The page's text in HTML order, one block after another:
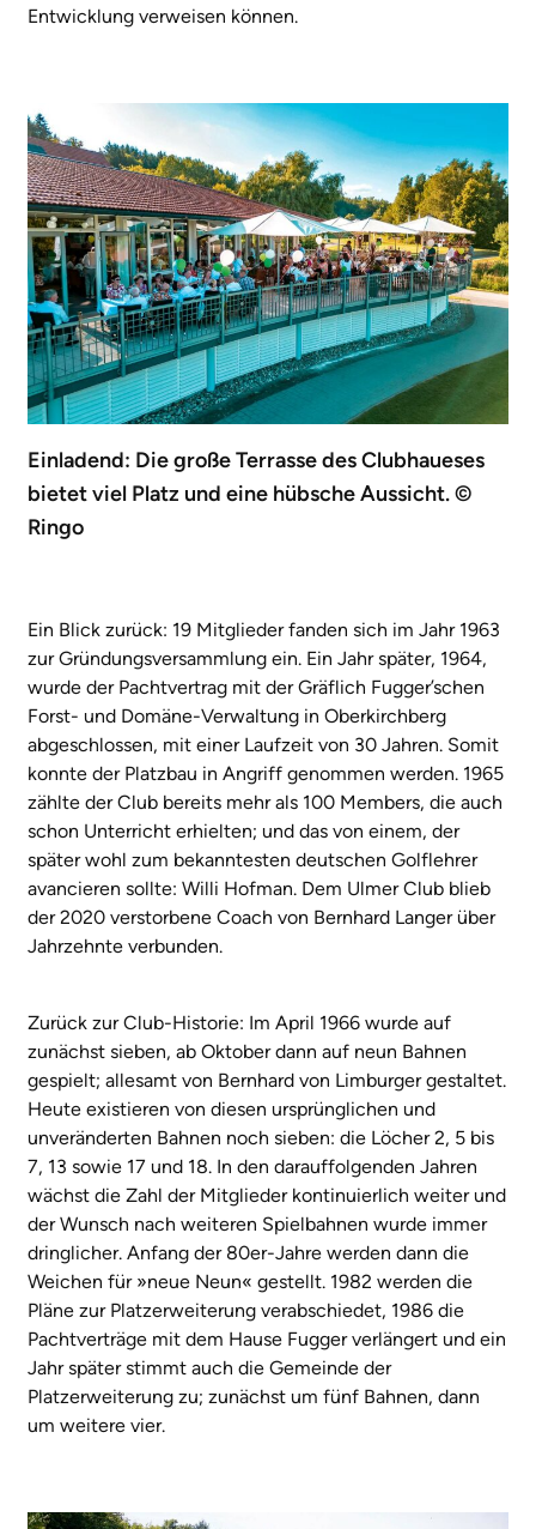
Entwicklung verweisen können.
Einladend: Die große Terrasse des Clubhaueses
bietet viel Platz und eine hübsche Aussicht. ©
Ringo
Ein Blick zurück: 19 Mitglieder fanden sich im Jahr 1963
zur Gründungsversammlung ein. Ein Jahr später, 1964,
wurde der Pachtvertrag mit der Gräflich Fugger’schen
Forst- und Domäne-Verwaltung in Oberkirchberg
abgeschlossen, mit einer Laufzeit von 30 Jahren. Somit
konnte der Platzbau in Angriff genommen werden. 1965
zählte der Club bereits mehr als 100 Members, die auch
schon Unterricht erhielten; und das von einem, der
später wohl zum bekanntesten deutschen Golflehrer
avancieren sollte: Willi Hofman. Dem Ulmer Club blieb
der 2020 verstorbene Coach von Bernhard Langer über
Jahrzehnte verbunden.
Zurück zur Club-Historie: Im April 1966 wurde auf
zunächst sieben, ab Oktober dann auf neun Bahnen
gespielt; allesamt von Bernhard von Limburger gestaltet.
Heute existieren von diesen ursprünglichen und
unveränderten Bahnen noch sieben: die Löcher 2, 5 bis
7, 13 sowie 17 und 18. In den darauffolgenden Jahren
wächst die Zahl der Mitglieder kontinuierlich weiter und
der Wunsch nach weiteren Spielbahnen wurde immer
dringlicher. Anfang der 80er-Jahre werden dann die
Weichen für »neue Neun« gestellt. 1982 werden die
Pläne zur Platzerweiterung verabschiedet, 1986 die
Pachtverträge mit dem Hause Fugger verlängert und ein
Jahr später stimmt auch die Gemeinde der
Platzerweiterung zu; zunächst um fünf Bahnen, dann
um weitere vier.